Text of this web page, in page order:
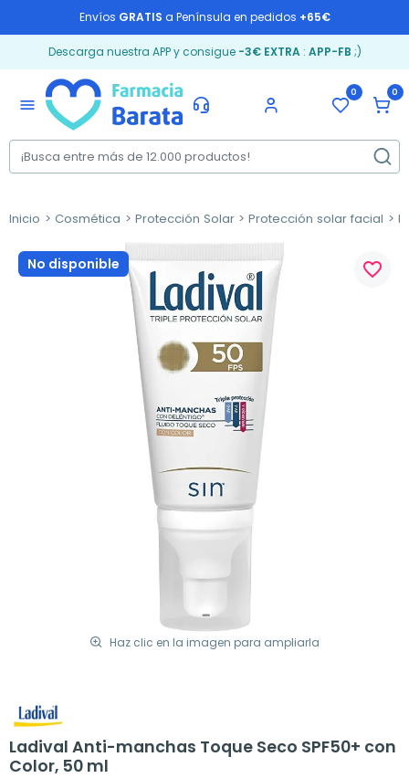
Envíos GRATIS a Península en pedidos +65€
Descarga nuestra APP y consigue -3€ EXTRA: APP-FB ;)
menu
0 0
Inicio Cosmética Protección Solar Protección solar facial
No disponible
Haz clic en la imagen para ampliarla
favorite_border
Ladival Anti-manchas Toque Seco SPF50+ con
Color, 50 ml